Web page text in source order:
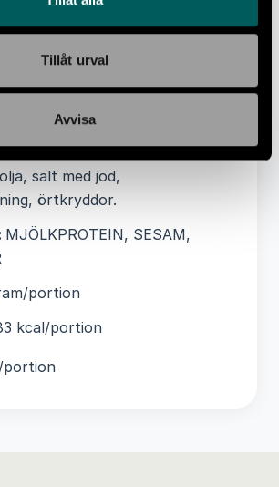
Tillåt urval
Avvisa
0,5 g, Protein 17 g, Salt 2,4 g
RÄKOR, laktosfri
pepparrot, bovetemjöl,
solrosfrö, SESAMFRÖ,
salt med jod,
örtkryddor.
MJÖLKPROTEIN, SESAM,
portion
kcal/portion
portion